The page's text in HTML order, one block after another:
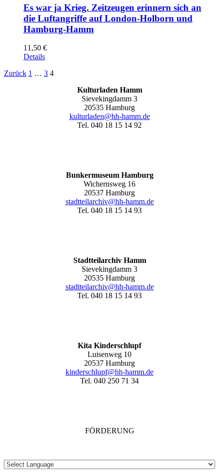
Es war ja Krieg. Zeitzeugen erinnern sich an
die Luftangriffe auf London-Holborn und
Hamburg-Hamm
11,50 €
Details
Zurück 1 … 3 4
Kulturladen Hamm
Sievekingdamm 3
20535 Hamburg
kulturladen@hh-hamm.de
Tel. 040 18 15 14 92
Bunkermuseum Hamburg
Wichernsweg 16
20537 Hamburg
stadtteilarchiv@hh-hamm.de
Tel. 040 18 15 14 93
Stadtteilarchiv Hamm
Sievekingdamm 3
20535 Hamburg
stadtteilarchiv@hh-hamm.de
Tel. 040 18 15 14 93
Kita Kinderschlupf
Luisenweg 10
20537 Hamburg
kinderschlupf@hh-hamm.de
Tel. 040 250 71 34
FÖRDERUNG